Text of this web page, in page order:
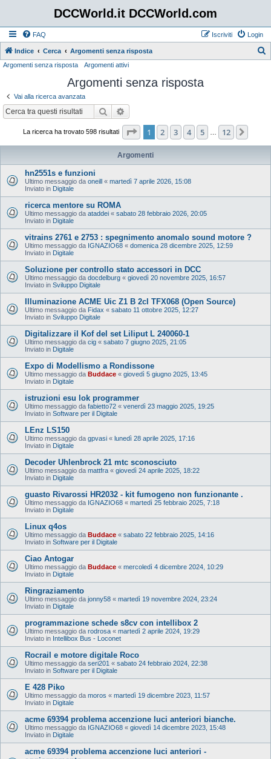
DCCWorld.it DCCWorld.com
FAQ Login
Iscriviti
Indice Cerca Argomenti senza risposta
Argomenti senza risposta Argomenti attivi
Argomenti senza risposta
Vai alla ricerca avanzata
Cerca
La ricerca ha trovato 598 risultati Pagina di 12
1 2 3 4 5 12
Argomenti
hn2551s e funzioni
Ultimo messaggio da oneill « martedì 7 aprile 2026, 15:08
Inviato in Digitale
ricerca mentore su ROMA
Ultimo messaggio da ataddei « sabato 28 febbraio 2026, 20:05
Inviato in Digitale
vitrains 2761 e 2753 : spegnimento anomalo sound motore ?
Ultimo messaggio da IGNAZIO68 « domenica 28 dicembre 2025, 12:59
Inviato in Digitale
Soluzione per controllo stato accessori in DCC
Ultimo messaggio da docdelburg « giovedì 20 novembre 2025, 16:57
Inviato in Sviluppo Digitale
Illuminazione ACME Uic Z1 B 2cl TFX068 (Open Source)
Ultimo messaggio da Fidax « sabato 11 ottobre 2025, 12:27
Inviato in Sviluppo Digitale
Digitalizzare il Kof del set Liliput L 240060-1
Ultimo messaggio da cig « sabato 7 giugno 2025, 21:05
Inviato in Digitale
Expo di Modellismo a Rondissone
Ultimo messaggio da Buddace « giovedì 5 giugno 2025, 13:45
Inviato in Digitale
istruzioni esu lok programmer
Ultimo messaggio da fabietto72 « venerdì 23 maggio 2025, 19:25
Inviato in Software per il Digitale
LEnz LS150
Ultimo messaggio da gpvasi « lunedì 28 aprile 2025, 17:16
Inviato in Digitale
Decoder Uhlenbrock 21 mtc sconosciuto
Ultimo messaggio da mattfra « giovedì 24 aprile 2025, 18:22
Inviato in Digitale
guasto Rivarossi HR2032 - kit fumogeno non funzionante .
Ultimo messaggio da IGNAZIO68 « martedì 25 febbraio 2025, 7:18
Inviato in Digitale
Linux q4os
Ultimo messaggio da Buddace « sabato 22 febbraio 2025, 14:16
Inviato in Software per il Digitale
Ciao Antogar
Ultimo messaggio da Buddace « mercoledì 4 dicembre 2024, 10:29
Inviato in Digitale
Ringraziamento
Ultimo messaggio da jonny58 « martedì 19 novembre 2024, 23:24
Inviato in Digitale
programmazione schede s8cv con intellibox 2
Ultimo messaggio da rodrosa « martedì 2 aprile 2024, 19:29
Inviato in Intellibox Bus - Loconet
Rocrail e motore digitale Roco
Ultimo messaggio da seri201 « sabato 24 febbraio 2024, 22:38
Inviato in Software per il Digitale
E 428 Piko
Ultimo messaggio da moros « martedì 19 dicembre 2023, 11:57
Inviato in Digitale
acme 69394 problema accenzione luci anteriori bianche.
Ultimo messaggio da IGNAZIO68 « giovedì 14 dicembre 2023, 15:48
Inviato in Digitale
acme 69394 problema accenzione luci anteriori -